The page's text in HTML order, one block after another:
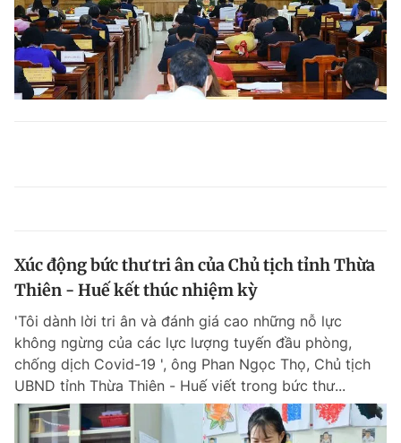
Xúc động bức thư tri ân của Chủ tịch tỉnh Thừa
Thiên - Huế kết thúc nhiệm kỳ
'Tôi dành lời tri ân và đánh giá cao những nỗ lực
không ngừng của các lực lượng tuyến đầu phòng,
chống dịch Covid-19 ', ông Phan Ngọc Thọ, Chủ tịch
UBND tỉnh Thừa Thiên - Huế viết trong bức thư...